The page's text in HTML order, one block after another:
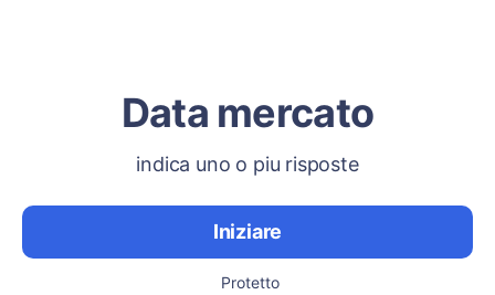
Data mercato
indica uno o piu risposte
Iniziare
Protetto